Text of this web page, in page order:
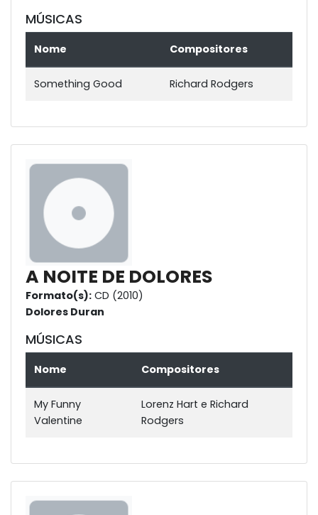
MÚSICAS
Nome Compositores
Something Good Richard Rodgers
A NOITE DE DOLORES
Formato(s): CD (2010)
Dolores Duran
MÚSICAS
Nome Compositores
My Funny
Valentine
Lorenz Hart e Richard
Rodgers